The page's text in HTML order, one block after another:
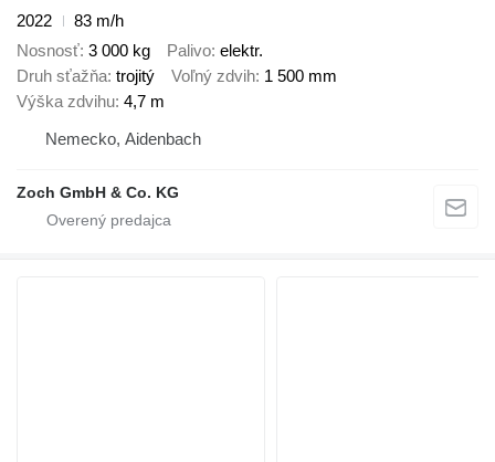
2022
83 m/h
Nosnosť 3 000 kg Palivo elektr.
Druh sťažňa trojitý Voľný zdvih 1 500 mm
Výška zdvihu 4,7 m
Nemecko, Aidenbach
Zoch GmbH & Co. KG